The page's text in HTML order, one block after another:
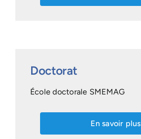
Doctorat
École doctorale SMEMAG
En savoir plus